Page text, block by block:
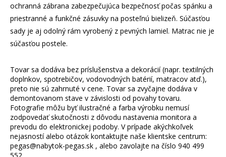
ochranná zábrana zabezpečujúca bezpečnosť počas spánku a
priestranné a funkčné zásuvky na posteľnú bielizeň. Súčasťou
sady je aj odolný rám vyrobený z pevných lamiel. Matrac nie je
súčasťou postele.
Tovar sa dodáva bez príslušenstva a dekorácií (napr. textilných
doplnkov, spotrebičov, vodovodných batérií, matracov atď.),
preto nie sú zahrnuté v cene. Tovar sa zvyčajne dodáva v
demontovanom stave v závislosti od povahy tovaru.
Fotografie môžu byť ilustračné a farba výrobku nemusí
zodpovedať skutočnosti z dôvodu nastavenia monitora a
prevodu do elektronickej podoby. V prípade akýchkoľvek
nejasností alebo otázok kontaktujte naše klientske centrum:
pegas@nabytok-pegas.sk , alebo zavolajte na číslo 940 499